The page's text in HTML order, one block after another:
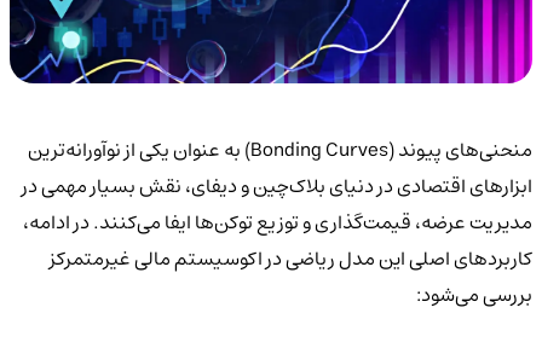
منحنی‌های پیوند (Bonding Curves) به عنوان یکی از نوآورانه‌ترین
ابزارهای اقتصادی در دنیای بلاک‌چین و دیفای، نقش بسیار مهمی در
مدیریت عرضه، قیمت‌گذاری و توزیع توکن‌ها ایفا می‌کنند. در ادامه،
کاربردهای اصلی این مدل ریاضی در اکوسیستم مالی غیرمتمرکز
بررسی می‌شود: